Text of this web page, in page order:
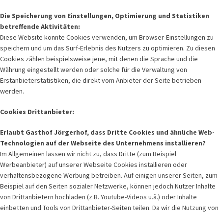
Die Speicherung von Einstellungen, Optimierung und Statistiken
betreffende Aktivitäten:
Diese Website könnte Cookies verwenden, um Browser-Einstellungen zu
speichern und um das Surf-Erlebnis des Nutzers zu optimieren. Zu diesen
Cookies zählen beispielsweise jene, mit denen die Sprache und die
Währung eingestellt werden oder solche für die Verwaltung von
Erstanbieterstatistiken, die direkt vom Anbieter der Seite betrieben
werden.
Cookies Drittanbieter:
Erlaubt Gasthof Jörgerhof, dass Dritte Cookies und ähnliche Web-
Technologien auf der Webseite des Unternehmens installieren?
Im Allgemeinen lassen wir nicht zu, dass Dritte (zum Beispiel
Werbeanbieter) auf unserer Webseite Cookies installieren oder
verhaltensbezogene Werbung betreiben. Auf einigen unserer Seiten, zum
Beispiel auf den Seiten sozialer Netzwerke, können jedoch Nutzer Inhalte
von Drittanbietern hochladen (z.B. Youtube-Videos u.ä.) oder Inhalte
einbetten und Tools von Drittanbieter-Seiten teilen. Da wir die Nutzung von